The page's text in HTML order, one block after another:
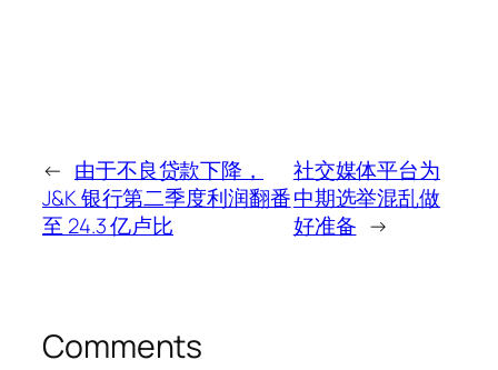
← 由于不良贷款下降，
J&K 银行第二季度利润翻番
至 24.3 亿卢比
社交媒体平台为
中期选举混乱做
好准备 →
Comments